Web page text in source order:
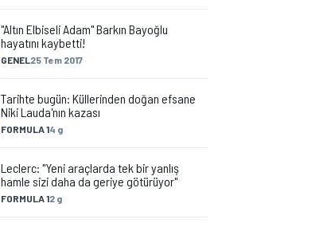
GENEL25 Tem 2017
"Altın Elbiseli Adam" Barkın Bayoğlu
hayatını kaybetti!
FORMULA 14 g
Tarihte bugün: Küllerinden doğan efsane
Niki Lauda'nın kazası
FORMULA 12 g
Leclerc: "Yeni araçlarda tek bir yanlış
hamle sizi daha da geriye götürüyor"